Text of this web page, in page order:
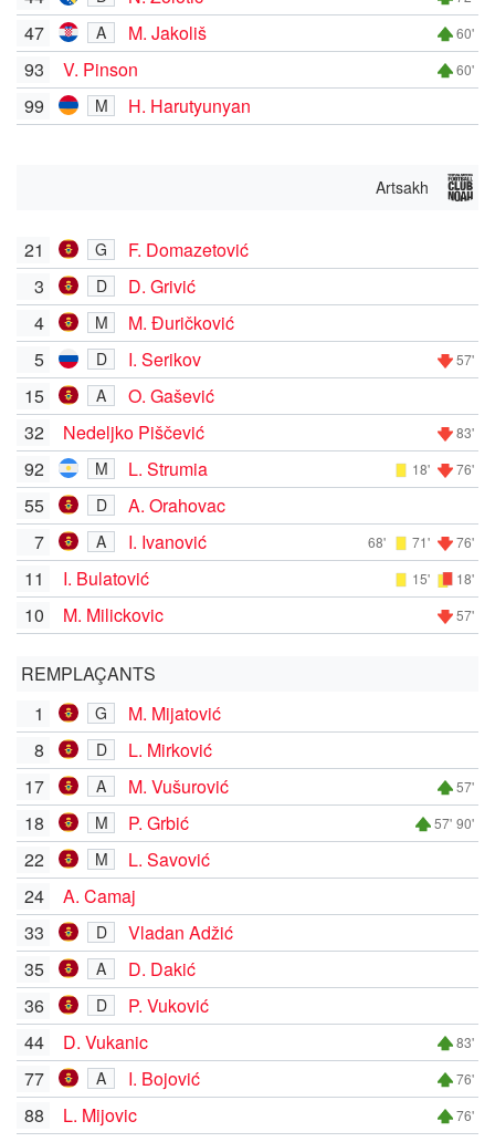
47 A M. Jakoliš 60'
93 V. Pinson 60'
99 M H. Harutyunyan
Artsakh
21 G
F. Domazetović
3
D
D. Grivić
4
M
M. Đuričković
5
D I. Serikov 57'
15 A
O. Gašević
32
Nedeljko Piščević 83'
92 M L. Strumia 18' 76'
55 D
A. Orahovac
7
A I. Ivanović 68' 71' 76'
11 I. Bulatović 15' 18'
10 M. Milickovic 57'
REMPLAÇANTS
1
G
M. Mijatović
8
D
L. Mirković
17
A M. Vušurović 57'
18 M P. Grbić 57' 90'
22 M
L. Savović
24
A. Camaj
33
D
Vladan Adžić
35
A
D. Dakić
36
D
P. Vuković
44
D. Vukanic 83'
77 A I. Bojović 76'
88 L. Mijovic 76'